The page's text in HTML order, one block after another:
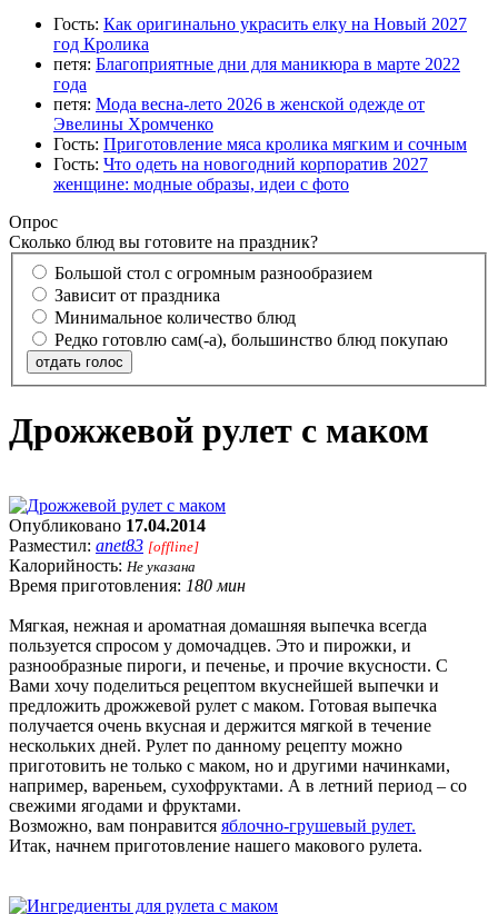
Гость: Как оригинально украсить елку на Новый 2027
год Кролика
петя: Благоприятные дни для маникюра в марте 2022
года
петя: Мода весна-лето 2026 в женской одежде от
Эвелины Хромченко
Гость: Приготовление мяса кролика мягким и сочным
Гость: Что одеть на новогодний корпоратив 2027
женщине: модные образы, идеи с фото
Опрос
Сколько блюд вы готовите на праздник?
Большой стол с огромным разнообразием
Зависит от праздника
Минимальное количество блюд
Редко готовлю сам(-а), большинство блюд покупаю
отдать голос
Дрожжевой рулет с маком
Опубликовано 17.04.2014
Разместил: anet83 [offline]
Калорийность: Не указана
Время приготовления: 180 мин
Мягкая, нежная и ароматная домашняя выпечка всегда
пользуется спросом у домочадцев. Это и пирожки, и
разнообразные пироги, и печенье, и прочие вкусности. С
Вами хочу поделиться рецептом вкуснейшей выпечки и
предложить дрожжевой рулет с маком. Готовая выпечка
получается очень вкусная и держится мягкой в течение
нескольких дней. Рулет по данному рецепту можно
приготовить не только с маком, но и другими начинками,
например, вареньем, сухофруктами. А в летний период – со
свежими ягодами и фруктами.
Возможно, вам понравится яблочно-грушевый рулет.
Итак, начнем приготовление нашего макового рулета.